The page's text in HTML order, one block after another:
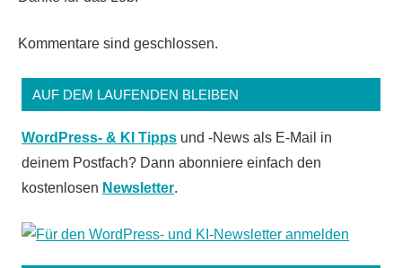
Kommentare sind geschlossen.
AUF DEM LAUFENDEN BLEIBEN
WordPress- & KI Tipps und -News als E-Mail in
deinem Postfach? Dann abonniere einfach den
kostenlosen Newsletter.